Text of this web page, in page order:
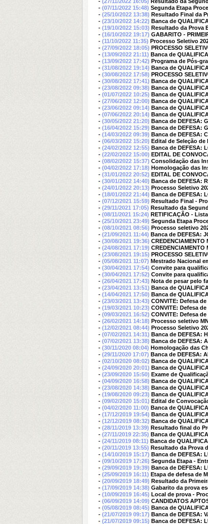
- (07/11/2022 15:48) Segunda Etapa
- (25/10/2022 13:38) Resultado Final da
- (23/10/2022 14:22) Banca de
- (19/10/2022 15:03) Resultado da Prova
- (16/10/2022 19:17) GABARITO -
- (11/10/2022 11:35) Processo Seletivo
- (27/09/2022 18:05) PROCESSO
- (13/09/2022 21:11) Banca de
- (13/09/2022 17:42) Programa de Pós-
- (31/08/2022 19:14) Banca de
- (30/08/2022 17:58) PROCESSO
- (30/08/2022 17:41) Banca de
- (23/08/2022 09:38) Banca de
- (01/07/2022 10:25) Banca de
- (27/06/2022 12:00) Banca de
- (23/06/2022 09:14) Banca de
- (07/06/2022 20:14) Banca de
- (30/05/2022 21:20) Banca de DEFESA:
- (16/04/2022 15:29) Banca de DEFESA:
- (14/03/2022 09:39) Banca de DEFESA:
- (06/03/2022 15:20) Edital de Seleção de
- (24/02/2022 12:55) Banca de DEFESA:
- (22/02/2022 15:00) EDITAL DE
- (08/02/2022 15:37) Consolidação das
- (04/02/2022 17:18) Homologação das
- (31/01/2022 20:52) EDITAL DE
- (30/01/2022 14:40) Banca de DEFESA:
- (24/01/2022 20:13) Processo Seletivo
- (18/01/2022 21:44) Banca de DEFESA:
- (07/12/2021 15:59) Resultado Final -
- (29/11/2021 17:05) Resultado da
- (08/11/2021 15:24) RETIFICAÇÃO -
- (25/10/2021 23:49) Segunda Etapa
- (08/10/2021 08:56) Processo seletivo
- (21/09/2021 11:44) Banca de DEFESA:
- (30/08/2021 19:36) CREDENCIAMENTO
- (24/08/2021 17:19) CREDENCIAMENTO
- (23/08/2021 19:15) PROCESSO
- (05/08/2021 11:07) Mestrado Nacional
- (30/04/2021 17:54) Convite para
- (30/04/2021 17:52) Convite para
- (26/04/2021 17:43) Nota de pesar pelo
- (23/04/2021 13:51) Banca de
- (14/04/2021 17:50) Banca de
- (23/03/2021 13:43) CONVITE: Defesa
- (19/03/2021 10:23) CONVITE: Defesa
- (09/03/2021 16:52) CONVITE: Defesa
- (26/02/2021 14:18) Processo seletivo
- (12/02/2021 08:44) Processo Seletivo
- (07/02/2021 14:31) Banca de DEFESA:
- (07/02/2021 13:38) Banca de DEFESA:
- (30/11/2020 08:04) Homologação das
- (29/11/2020 17:07) Banca de DEFESA:
- (02/10/2020 08:02) Banca de
- (24/09/2020 20:01) Banca de
- (23/09/2020 15:50) Exame de
- (04/09/2020 16:58) Banca de
- (23/08/2020 14:38) Banca de
- (19/08/2020 09:23) Banca de
- (09/02/2020 15:01) Edital de
- (04/02/2020 11:00) Banca de
- (17/12/2019 19:54) Banca de
- (12/12/2019 08:32) Banca de
- (28/11/2019 13:39) Resultado final do
- (27/11/2019 22:35) Banca de
- (24/11/2019 08:11) Banca de
- (20/11/2019 13:55) Resultado da Prova
- (14/10/2019 15:17) Banca de DEFESA:
- (09/10/2019 17:26) Segunda Etapa -
- (29/09/2019 19:39) Banca de DEFESA:
- (25/09/2019 16:11) Etapa de defesa de
- (20/09/2019 18:49) Resultado da
- (17/09/2019 14:38) Gabarito da prova
- (10/09/2019 16:45) Local de prova -
- (06/09/2019 14:09) CANDIDATOS
- (05/08/2019 08:45) Banca de
- (21/07/2019 09:17) Banca de DEFESA:
- (21/07/2019 09:15) Banca de DEFESA: